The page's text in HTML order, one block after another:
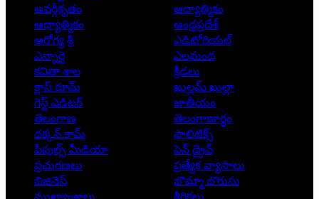
అవర్గీకృతం
ఆద్యాత్మికం
ఆధ్యాత్మికం
ఆంధ్రప్రదేశ్
ఆరోగ్య శ్రీ
ఎడిటోరియల్
ఎన్నారై
ఎలమంద
కవితా శాల
క్రీడలు
క్లాస్ రూమ్
ఖుల్లమ్ ఖుల్లా
గెస్ట్ ఎడిటర్
జాతీయం
తెలంగాణ
తెలంగాణార్థం
దక్కన్.కామ్
పాలిటిక్స్
పీపుల్స్ ‌మీడియా
పెన్ డ్రైవ్
ప్రచురణలు
ప్రత్యేక వ్యాసాలు
బిజినెస్
బొమ్మా బొరుసు
ముఖ్యాంశాలు
శీర్షికలు